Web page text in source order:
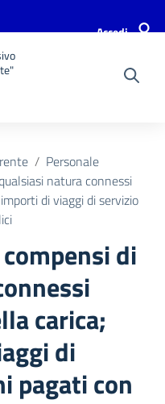
Accedi
Personale
natura connessi
di viaggi di servizio
di
carica;
di
pagati con